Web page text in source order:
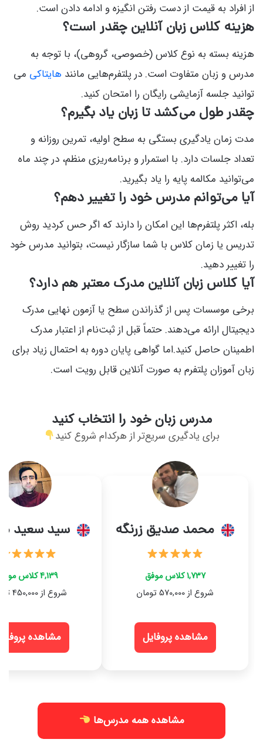
از افراد به قیمت از دست رفتن انگیزه و ادامه دادن است.
هزینه کلاس زبان آنلاین چقدر است؟
هزینه بسته به نوع کلاس (خصوصی، گروهی)، با توجه به
مدرس و زبان متفاوت است. در پلتفرم‌هایی مانند هایتاکی می
توانید جلسه آزمایشی رایگان را امتحان کنید.
چقدر طول می‌کشد تا زبان یاد بگیرم؟
مدت زمان یادگیری بستگی به سطح اولیه، تمرین روزانه و
تعداد جلسات دارد. با استمرار و برنامه‌ریزی منظم، در چند ماه
می‌توانید مکالمه پایه را یاد بگیرید.
آیا می‌توانم مدرس خود را تغییر دهم؟
بله، اکثر پلتفرم‌ها این امکان را دارند که اگر حس کردید روش
تدریس یا زمان کلاس با شما سازگار نیست، بتوانید مدرس خود
را تغییر دهید.
آیا کلاس زبان آنلاین مدرک معتبر هم دارد؟
برخی موسسات پس از گذراندن سطح یا آزمون نهایی مدرک
دیجیتال ارائه می‌دهند. حتماً قبل از ثبت‌نام از اعتبار مدرک
اطمینان حاصل کنید.اما گواهی پایان دوره به احتمال زیاد برای
زبان آموزان پلتفرم به صورت آنلاین قابل رویت است.
مدرس زبان خود را انتخاب کنید
برای یادگیری سریع‌تر از هرکدام شروع کنید
محمد صدیق زرنگه
1,737 کلاس موفق
شروع از 570,000 تومان
مشاهده پروفایل
سید سعید
4,139 کلاس موفق
شروع از 450,000 تومان
مشاهده
مشاهده همه مدرس‌ها